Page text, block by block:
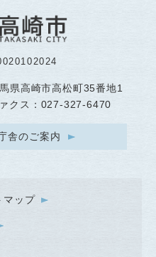
県高崎市高松町35番地1
クス：027-327-6470
舎のご案内
マップ